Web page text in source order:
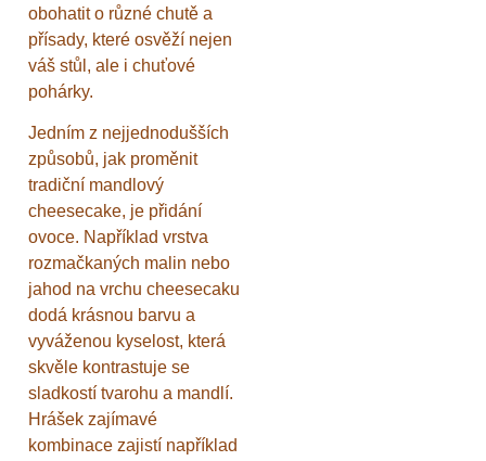
obohatit o různé chutě a
přísady, které osvěží nejen
váš stůl, ale i chuťové
pohárky.
Jedním z nejjednodušších
způsobů, jak proměnit
tradiční mandlový
cheesecake, je přidání
ovoce. Například vrstva
rozmačkaných malin nebo
jahod na vrchu cheesecaku
dodá krásnou barvu a
vyváženou kyselost, která
skvěle kontrastuje se
sladkostí tvarohu a mandlí.
Hrášek zajímavé
kombinace zajistí například